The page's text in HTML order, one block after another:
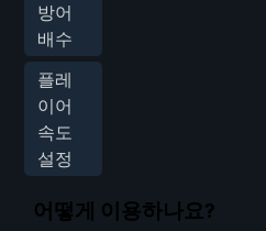
방어
배수
플레
이어
속도
설정
어떻게 이용하나요?